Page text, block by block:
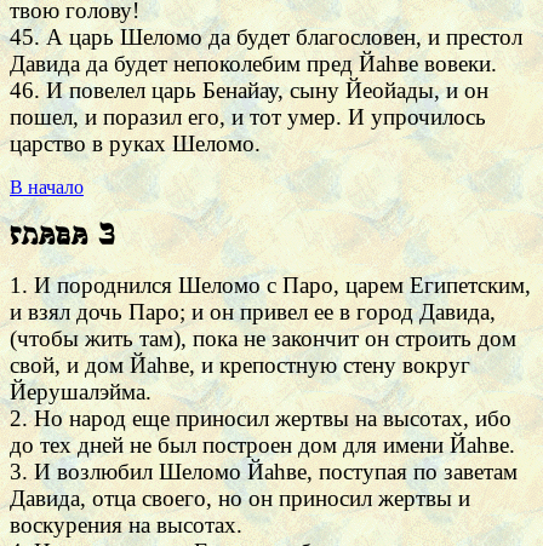
твою голову!
45. А царь Шеломо да будет благословен, и престол
Давида да будет непоколебим пред Йаhве вовеки.
46. И повелел царь Бенайау, сыну Йеойады, и он
пошел, и поразил его, и тот умер. И упрочилось
царство в руках Шеломо.
В начало
Глава 3
1. И породнился Шеломо с Паро, царем Египетским,
и взял дочь Паро; и он привел ее в город Давида,
(чтобы жить там), пока не закончит он строить дом
свой, и дом Йаhве, и крепостную стену вокруг
Йерушалэйма.
2. Но народ еще приносил жертвы на высотах, ибо
до тех дней не был построен дом для имени Йаhве.
3. И возлюбил Шеломо Йаhве, поступая по заветам
Давида, отца своего, но он приносил жертвы и
воскурения на высотах.